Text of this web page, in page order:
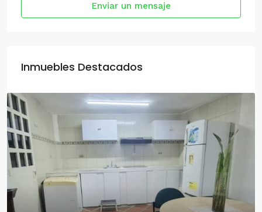
Enviar un mensaje
Inmuebles Destacados